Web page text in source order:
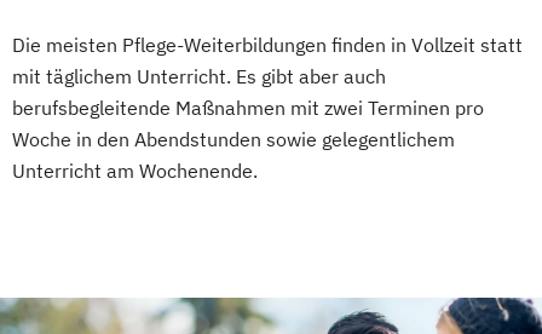
Die meisten Pflege-Weiterbildungen finden in Vollzeit statt
mit täglichem Unterricht. Es gibt aber auch
berufsbegleitende Maßnahmen mit zwei Terminen pro
Woche in den Abendstunden sowie gelegentlichem
Unterricht am Wochenende.